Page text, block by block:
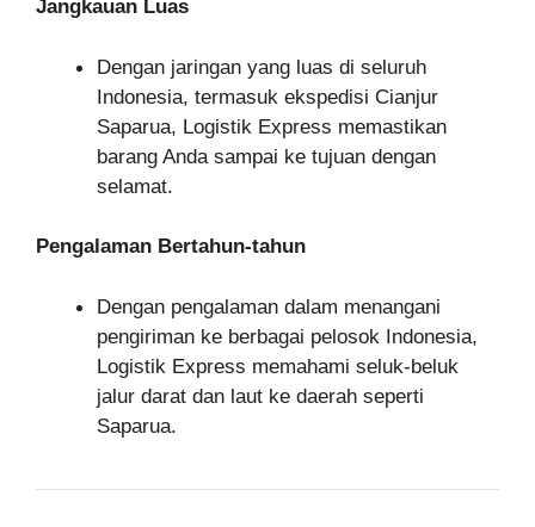
Jangkauan Luas
Dengan jaringan yang luas di seluruh
Indonesia, termasuk ekspedisi Cianjur
Saparua, Logistik Express memastikan
barang Anda sampai ke tujuan dengan
selamat.
Pengalaman Bertahun-tahun
Dengan pengalaman dalam menangani
pengiriman ke berbagai pelosok Indonesia,
Logistik Express memahami seluk-beluk
jalur darat dan laut ke daerah seperti
Saparua.